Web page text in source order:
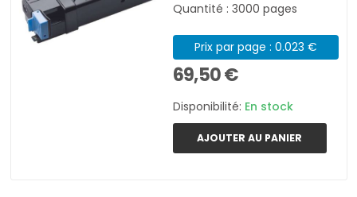
Quantité : 3000 pages
Prix par page : 0.023 €
69,50 €
Disponibilité: En stock
AJOUTER AU PANIER